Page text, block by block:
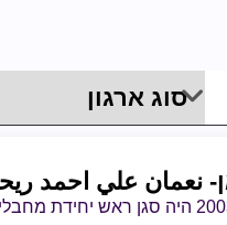
- نعمان علي احمد
תושב ג'באליה,ב2003 היה סגן ראש